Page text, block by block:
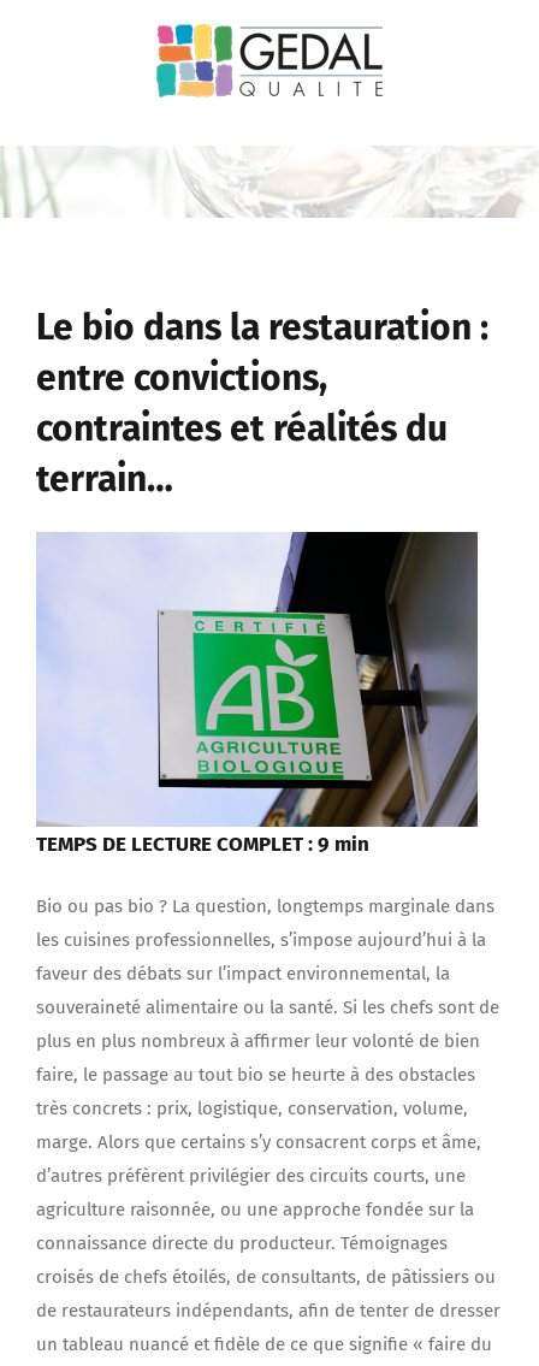
Le bio dans la restauration :
entre convictions,
contraintes et réalités du
terrain…
TEMPS DE LECTURE COMPLET : 9 min
Bio ou pas bio ? La question, longtemps marginale dans
les cuisines professionnelles, s’impose aujourd’hui à la
faveur des débats sur l’impact environnemental, la
souveraineté alimentaire ou la santé. Si les chefs sont de
plus en plus nombreux à affirmer leur volonté de bien
faire, le passage au tout bio se heurte à des obstacles
très concrets : prix, logistique, conservation, volume,
marge. Alors que certains s’y consacrent corps et âme,
d’autres préfèrent privilégier des circuits courts, une
agriculture raisonnée, ou une approche fondée sur la
connaissance directe du producteur. Témoignages
croisés de chefs étoilés, de consultants, de pâtissiers ou
de restaurateurs indépendants, afin de tenter de dresser
un tableau nuancé et fidèle de ce que signifie « faire du